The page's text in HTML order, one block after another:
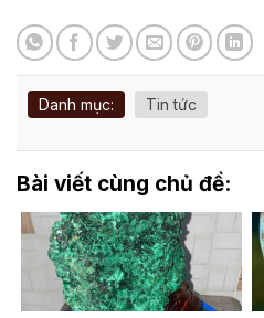
Danh mục: Tin tức
Bài viết cùng chủ đề: